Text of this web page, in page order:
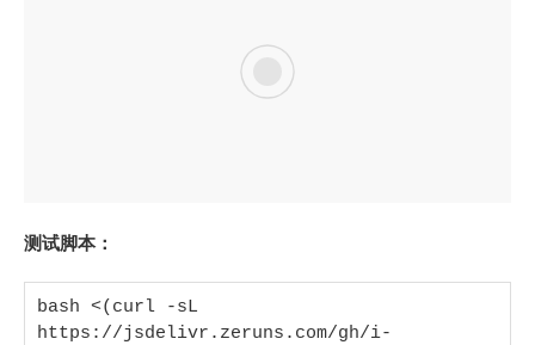
测试脚本：
bash <(curl -sL
https://jsdelivr.zeruns.com/gh/i-